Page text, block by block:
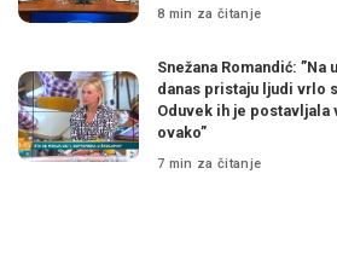
8 min za čitanje
Snežana Romandić:
danas pristaju ljudi vrlo
Oduvek ih je
ovako”
7 min za čitanje